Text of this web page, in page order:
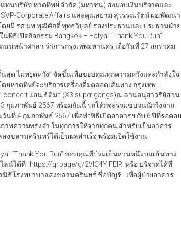
ทนบริษัท หาดทิพย์ จำกัด (มหาชน) ส่งมอบเงินบริจาคและ
Corporate Affairs และคุณสยาม สุวรรณรัตน์ ผอ.พัฒนา
ยมี รศ.นพ.พุฒิศักดิ์ พุทธวิบูลย์ รองประธานและประธานฝ่าย
ธิเปิดกิจกรรม Bangkok – Hatyai “Thank You Run”
หน้าศาลา ว่าการกรุงเทพมหานคร เมื่อวันที่ 27 มกราคม
สิ้นสุด ไม่หยุดหวัง” จัดขึ้นเพื่อขอบคุณทุกความหวังและกำลังใจ
หาดทิพย์จะบริการเครื่องดื่มตลอดเส้นทาง กรุงเทพ-
concert แอน ธิติมา (X3 super gangs)ณ ลานอนุสาวรีย์สวน
กุมภาพันธ์ 2567 พร้อมกันนี้ รถโค้กจะร่วมขบวนนักวิ่งจาก
นที่ 4 กุมภาพันธ์ 2567 เพื่อทำพิธีเปิดอาคารฯ กับ 6 ปีที่รอคอย
าพความทรงจำ ในทุกการให้จากทุกคน สำหรับเป็นอาคาร
งขลานครินทร์ได้เป็นผลสำเร็จ พร้อมเปิดใช้งาน
“Thank You Run” ขอบคุณที่ร่วมเป็นส่วนหนึ่งบนเส้นทาง
น์ได้ที่ : https://qr.page/g/2VlC4YIFElR หรือ บริจาคได้ที่
นิธิโรงพยาบาลสงขลานครินทร์ ชื่อบัญชี : เพื่อผู้ป่วยอาคาร